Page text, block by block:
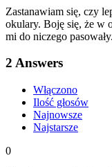
Zastanawiam się, czy
okulary. Boję się, że w
mi do niczego
2 Answers
Włączono
Ilość głosów
Najnowsze
Najstarsze
0